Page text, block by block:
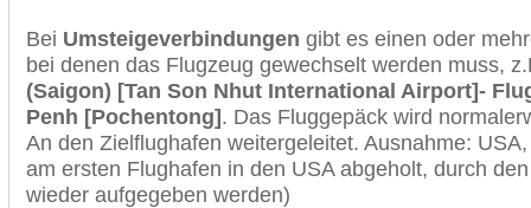
Bei Umsteigeverbindungen gibt es einen oder
bei denen das Flugzeug gewechselt werden muss,
(Saigon) [Tan Son Nhut International Airport]-
Penh [Pochentong]. Das Fluggepäck wird
An den Zielflughafen weitergeleitet. Ausnahme:
am ersten Flughafen in den USA abgeholt, durch
wieder aufgegeben werden)